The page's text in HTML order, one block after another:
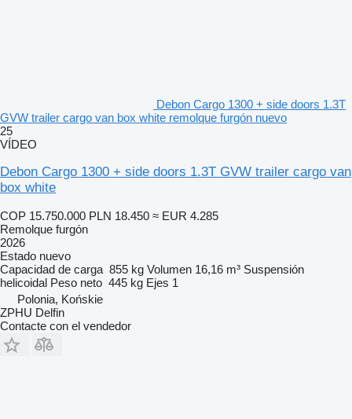
Debon Cargo 1300 + side doors 1.3T
GVW trailer cargo van box white remolque furgón nuevo
25
VÍDEO
Debon Cargo 1300 + side doors 1.3T GVW trailer cargo van
box white
COP 15.750.000 PLN 18.450 ≈ EUR 4.285
Remolque furgón
2026
Estado nuevo
Capacidad de carga 855 kg Volumen 16,16 m³ Suspensión
helicoidal Peso neto 445 kg Ejes 1
Polonia, Końskie
ZPHU Delfin
Contacte con el vendedor